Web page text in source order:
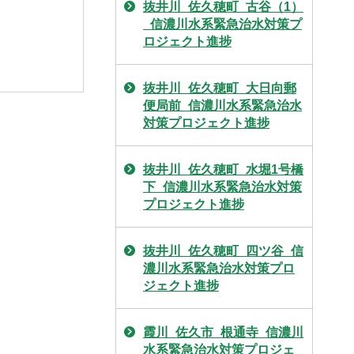
抜井川_佐久穂町_古谷（1）
_信濃川水系緊急治水対策プ
ロジェクト進捗
抜井川_佐久穂町_大日向郵
便局前_信濃川水系緊急治水
対策プロジェクト進捗
抜井川_佐久穂町_水堀1号橋
下_信濃川水系緊急治水対策
プロジェクト進捗
抜井川_佐久穂町_四ツ谷_信
濃川水系緊急治水対策プロ
ジェクト進捗
霞川_佐久市_根通寺_信濃川
水系緊急治水対策プロジェ